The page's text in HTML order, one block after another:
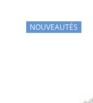
NOUVEAUTÉS